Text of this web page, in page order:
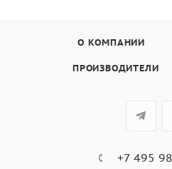
О КОМПАНИИ
ПРОИЗВОДИТЕЛИ
+7 495